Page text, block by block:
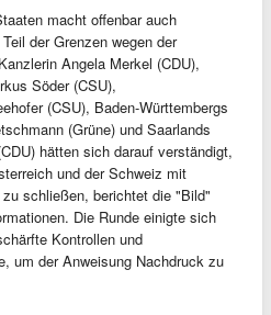
macht offenbar auch
der Grenzen wegen der
Angela Merkel (CDU),
Söder (CSU),
(CSU), Baden-Württembergs
(Grüne) und Saarlands
hätten sich darauf verständigt,
und der Schweiz mit
schließen, berichtet die "Bild"
Die Runde einigte sich
Kontrollen und
um der Anweisung Nachdruck zu